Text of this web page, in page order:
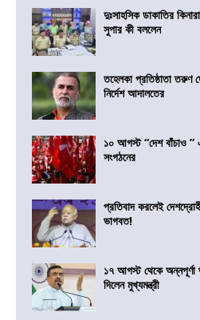
দুঃসাহসিক ডাকাতির
সুপার কী বললেন
তহেলকা প্রতিষ্ঠাতা তরুণ
নির্দেশ আদালতের
১০ আগস্ট “দেশ বাঁচাও ”
সংগঠনের
প্রতিবাদ করলেই
ভাগবত!
১৭ আগস্ট থেকে অন্নপূর্ণা
দিলেন মুখ্যমন্ত্রী